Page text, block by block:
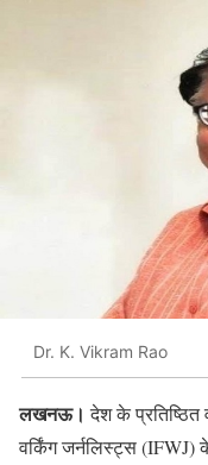
Dr. K. Vikram Rao
लखनऊ। देश के
वर्किंग जर्नलिस्ट्स (IFWJ)